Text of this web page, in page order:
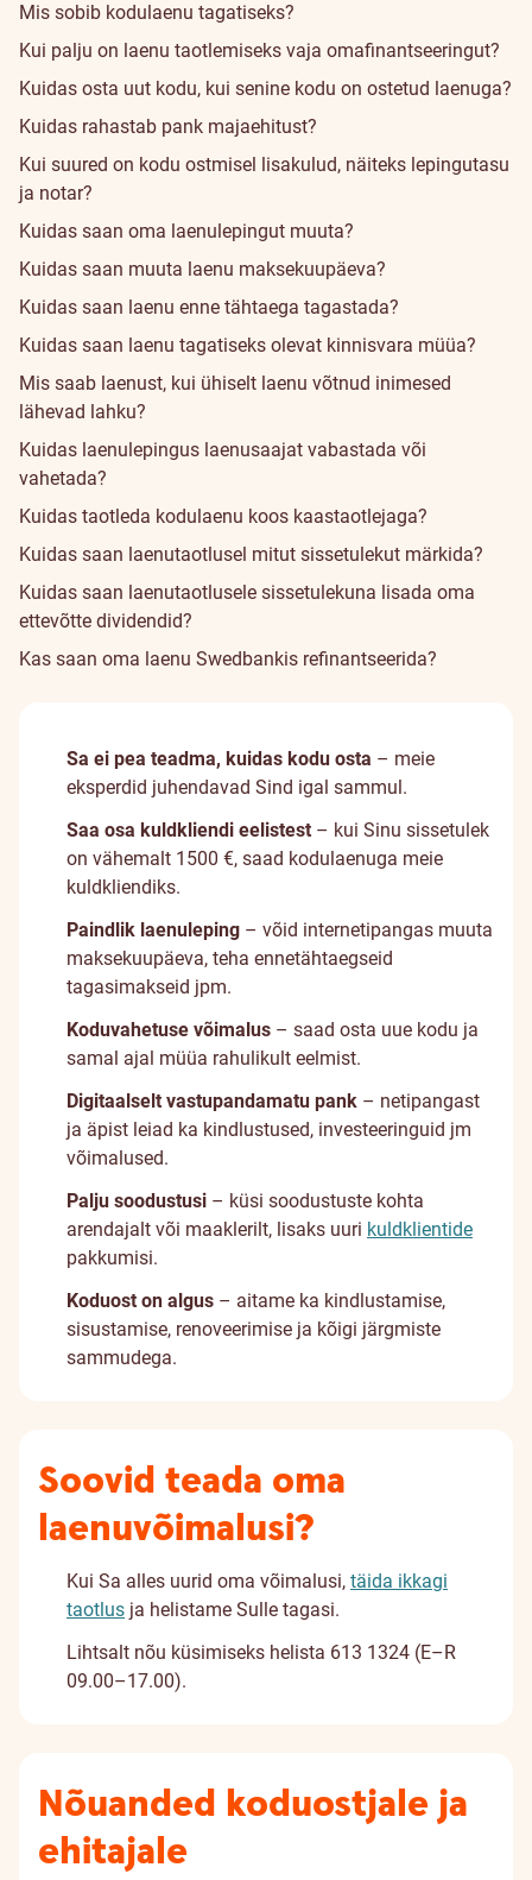
Mis sobib kodulaenu tagatiseks?
Kui palju on laenu taotlemiseks vaja omafinantseeringut?
Kuidas osta uut kodu, kui senine kodu on ostetud laenuga?
Kuidas rahastab pank majaehitust?
Kui suured on kodu ostmisel lisakulud, näiteks lepingutasu
ja notar?
Kuidas saan oma laenulepingut muuta?
Kuidas saan muuta laenu maksekuupäeva?
Kuidas saan laenu enne tähtaega tagastada?
Kuidas saan laenu tagatiseks olevat kinnisvara müüa?
Mis saab laenust, kui ühiselt laenu võtnud inimesed
lähevad lahku?
Kuidas laenulepingus laenusaajat vabastada või
vahetada?
Kuidas taotleda kodulaenu koos kaastaotlejaga?
Kuidas saan laenutaotlusel mitut sissetulekut märkida?
Kuidas saan laenutaotlusele sissetulekuna lisada oma
ettevõtte dividendid?
Kas saan oma laenu Swedbankis refinantseerida?
Sa ei pea teadma, kuidas kodu osta – meie
eksperdid juhendavad Sind igal sammul.
Saa osa kuldkliendi eelistest – kui Sinu sissetulek
on vähemalt 1500 €, saad kodulaenuga meie
kuldkliendiks.
Paindlik laenuleping – võid internetipangas muuta
maksekuupäeva, teha ennetähtaegseid
tagasimakseid jpm.
Koduvahetuse võimalus – saad osta uue kodu ja
samal ajal müüa rahulikult eelmist.
Digitaalselt vastupandamatu pank – netipangast
ja äpist leiad ka kindlustused, investeeringuid jm
võimalused.
Palju soodustusi – küsi soodustuste kohta
arendajalt või maaklerilt, lisaks uuri kuldklientide
pakkumisi.
Koduost on algus – aitame ka kindlustamise,
sisustamise, renoveerimise ja kõigi järgmiste
sammudega.
Soovid teada oma
laenuvõimalusi?
Kui Sa alles uurid oma võimalusi, täida ikkagi
taotlus ja helistame Sulle tagasi.
Lihtsalt nõu küsimiseks helista 613 1324 (E–R
09.00–17.00).
Nõuanded koduostjale ja
ehitajale